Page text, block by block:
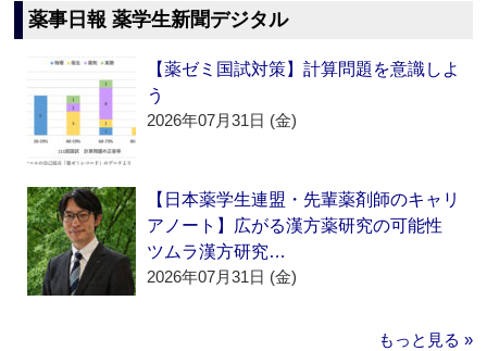
薬事日報 薬学生新聞デジタル
【薬ゼミ国試対策】計算問題を意識しよ
う
2026年07月31日 (金)
【日本薬学生連盟・先輩薬剤師のキャリ
アノート】広がる漢方薬研究の可能性
ツムラ漢方研究…
2026年07月31日 (金)
もっと見る »